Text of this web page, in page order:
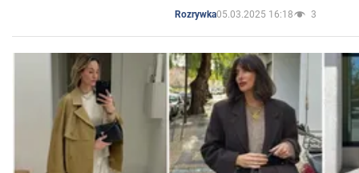
Rozrywka05.03.2025 16:18 3